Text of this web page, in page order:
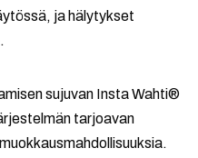
ja hälytykset
sujuvan Insta Wahti®
tarjoavan